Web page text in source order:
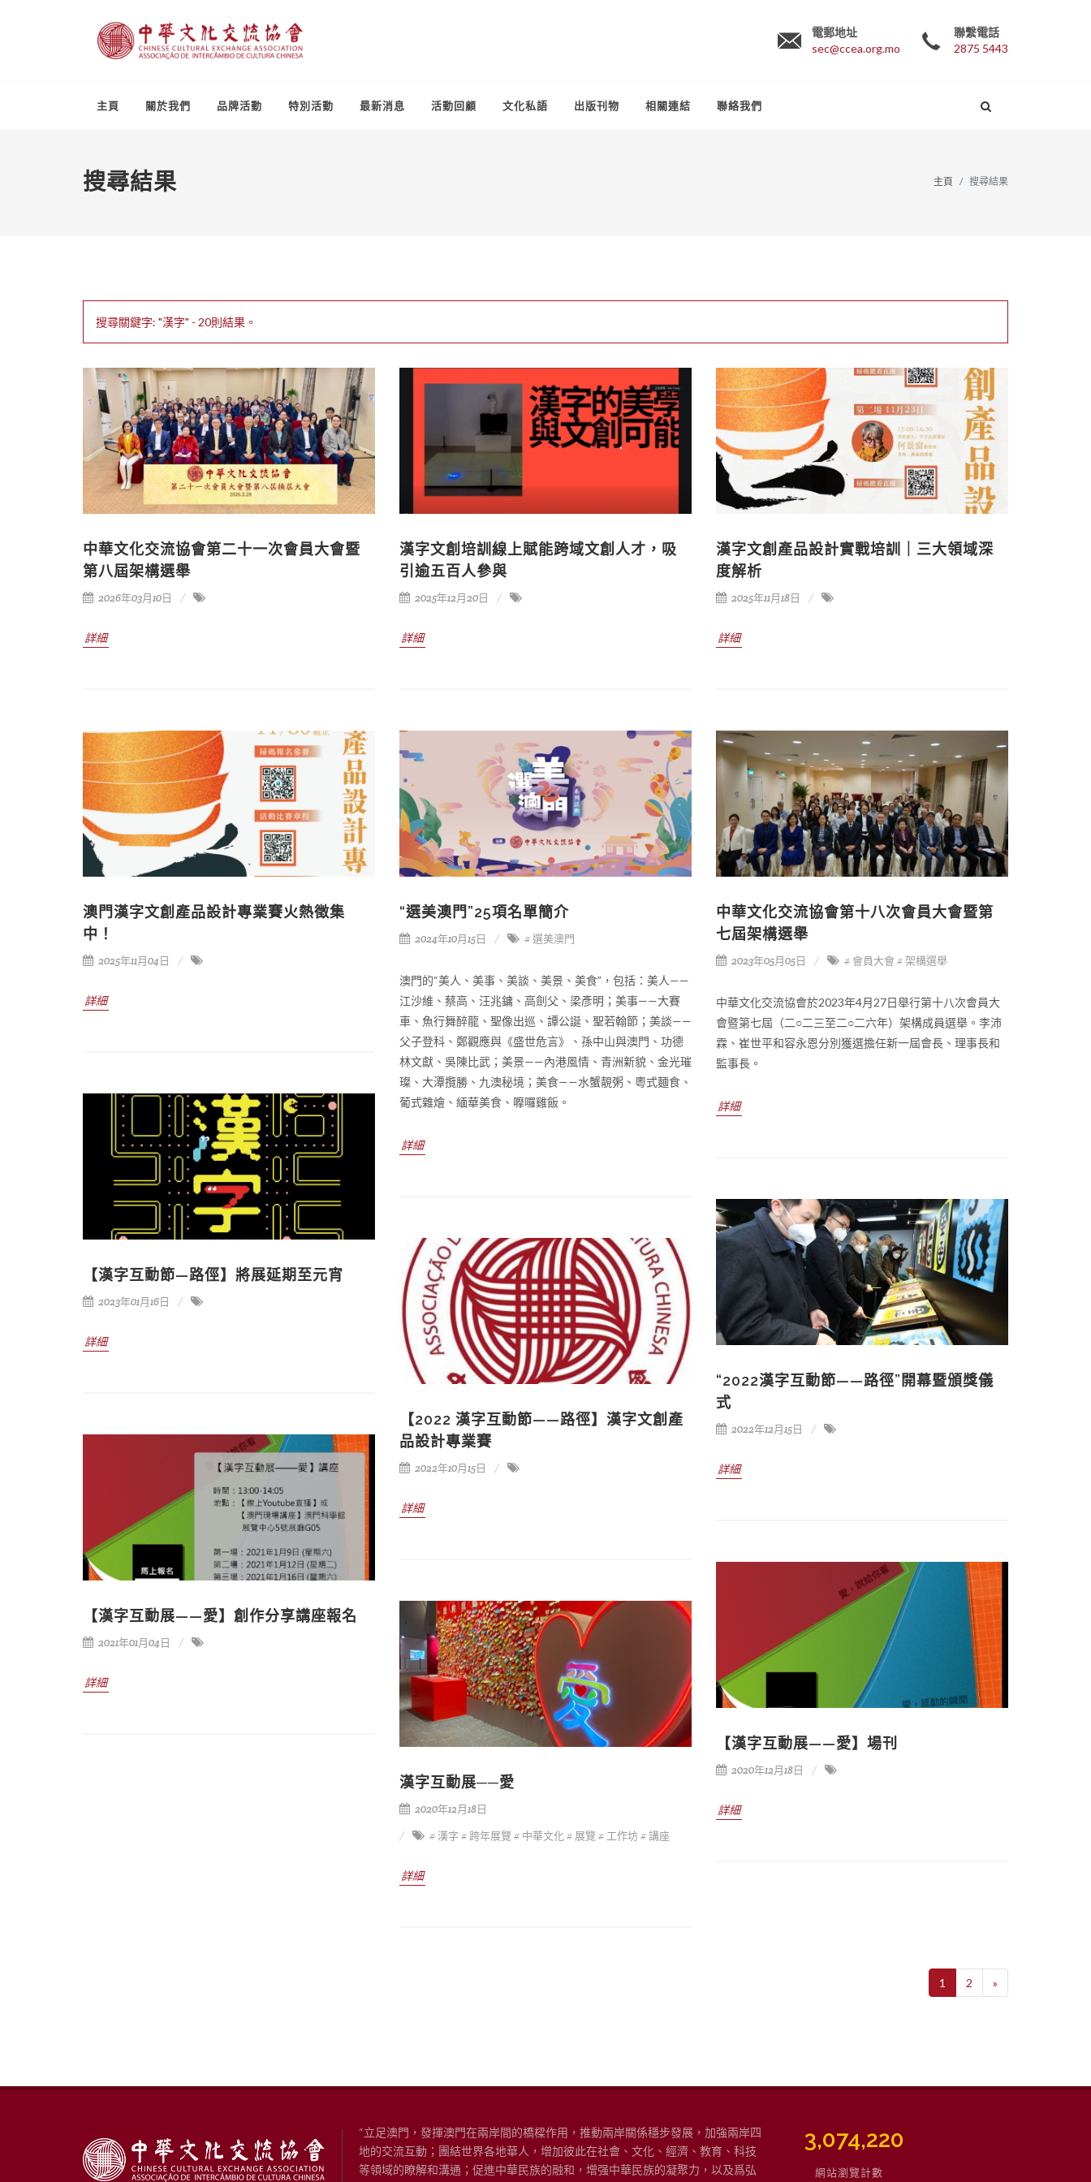
電郵地址
sec@ccea.org.mo
聯繫電話
2875 5443
主頁 關於我們 品牌活動 特別活動 最新消息 活動回顧 文化私語 出版刊物 相關連結 聯絡我們
搜尋結果 主頁 搜尋結果
搜尋關鍵字: "漢字" - 20則結果。
中華文化交流協會第二十一次會員大會暨
第八屆架構選舉
2026年03月10日
詳細
漢字文創培訓線上賦能跨域文創人才，吸
引逾五百人參與
2025年12月20日
詳細
漢字文創產品設計實戰培訓｜三大領域深
度解析
2025年11月18日
詳細
澳門漢字文創產品設計專業賽火熱徵集
中！
2025年11月04日
詳細
“選美澳門”25項名單簡介
2024年10月15日 # 選美澳門
澳門的“美人、美事、美談、美景、美食”，包括：美人——
江沙維、蔡高、汪兆鏞、高劍父、梁彥明；美事——大賽
車、魚行舞醉龍、聖像出巡、譚公誕、聖若翰節；美談——
父子登科、鄭觀應與《盛世危言》、孫中山與澳門、功德
林文獻、吳陳比武；美景——內港風情、青洲新貌、金光璀
璨、大潭攬勝、九澳秘境；美食——水蟹靚粥、粵式麵食、
葡式雜燴、緬華美食、嚤囉雞飯。
詳細
中華文化交流協會第十八次會員大會暨第
七屆架構選舉
2023年05月05日 # 會員大會# 架構選舉
中華文化交流協會於2023年4月27日舉行第十八次會員大
會暨第七屆（二○二三至二○二六年）架構成員選舉。李沛
霖、崔世平和容永恩分別獲選擔任新一屆會長、理事長和
監事長。
詳細
【漢字互動節—路俓】將展延期至元宵
2023年01月16日
詳細
“2022漢字互動節——路徑”開幕暨頒獎儀
式
2022年12月15日
詳細
【2022 漢字互動節——路徑】漢字文創產
品設計專業賽
2022年10月15日
詳細
【漢字互動展——愛】創作分享講座報名
2021年01月04日
詳細
【漢字互動展——愛】場刊
2020年12月18日
詳細
漢字互動展──愛
2020年12月18日
# 漢字 # 跨年展覽 # 中華文化# 展覽 # 工作坊# 講座
詳細
1 2 »
“立足澳門，發揮澳門在兩岸間的橋樑作用，推動兩岸關係穩步發展，加強兩岸四
地的交流互動；團結世界各地華人，增加彼此在社會、文化、經濟、教育、科技
等領域的瞭解和溝通；促進中華民族的融和，增强中華民族的凝聚力，以及爲弘
3,768,387
網站瀏覽計數